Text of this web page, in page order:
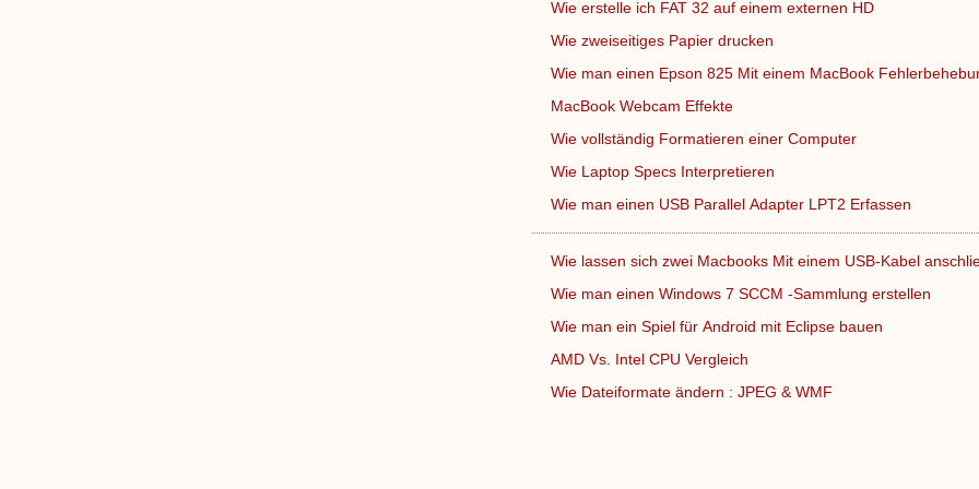
Wie erstelle ich FAT 32 auf einem externen HD
Wie zweiseitiges Papier drucken
Wie man einen Epson 825 Mit einem MacBook
MacBook Webcam Effekte
Wie vollständig Formatieren einer Computer
Wie Laptop Specs Interpretieren
Wie man einen USB Parallel Adapter LPT2 Erfassen
Wie lassen sich zwei Macbooks Mit einem USB-Kabel
Wie man einen Windows 7 SCCM -Sammlung erstellen
Wie man ein Spiel für Android mit Eclipse bauen
AMD Vs. Intel CPU Vergleich
Wie Dateiformate ändern : JPEG & WMF